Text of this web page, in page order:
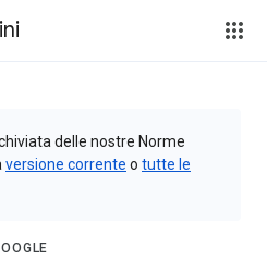
delle nostre Norme
versione corrente o tutte le